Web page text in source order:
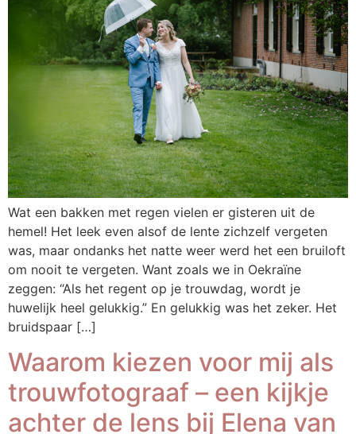
Wat een bakken met regen vielen er gisteren uit de
hemel! Het leek even alsof de lente zichzelf vergeten
was, maar ondanks het natte weer werd het een bruiloft
om nooit te vergeten. Want zoals we in Oekraïne
zeggen: “Als het regent op je trouwdag, wordt je
huwelijk heel gelukkig.” En gelukkig was het zeker. Het
bruidspaar […]
Waarom kiezen voor mij als
trouwfotograaf – een kijkje
achter de lens bij Elena van